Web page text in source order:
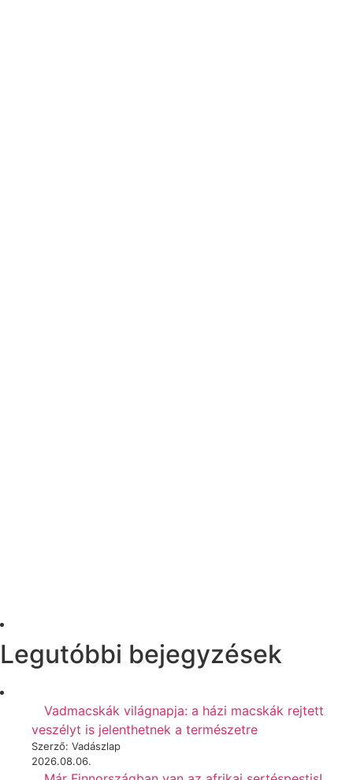
Legutóbbi bejegyzések
Vadmacskák világnapja: a házi macskák rejtett
veszélyt is jelenthetnek a természetre
Szerző: Vadászlap
2026.08.06.